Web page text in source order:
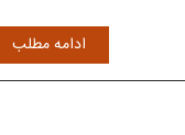
ادامه مطلب